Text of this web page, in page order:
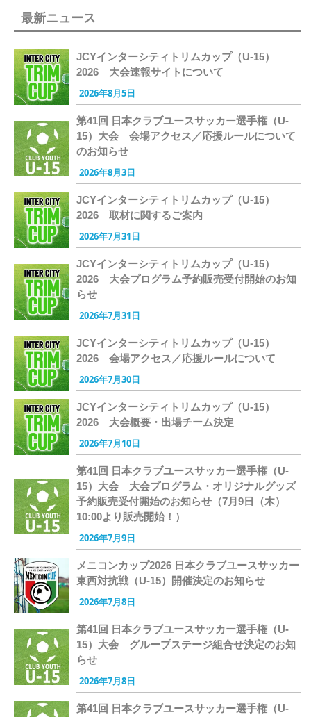
最新ニュース
JCYインターシティトリムカップ（U-15）
2026 大会速報サイトについて
2026年8月5日
第41回 日本クラブユースサッカー選手権（U-
15）大会 会場アクセス／応援ルールについて
のお知らせ
2026年8月3日
JCYインターシティトリムカップ（U-15）
2026 取材に関するご案内
2026年7月31日
JCYインターシティトリムカップ（U-15）
2026 大会プログラム予約販売受付開始のお知
らせ
2026年7月31日
JCYインターシティトリムカップ（U-15）
2026 会場アクセス／応援ルールについて
2026年7月30日
JCYインターシティトリムカップ（U-15）
2026 大会概要・出場チーム決定
2026年7月10日
第41回 日本クラブユースサッカー選手権（U-
15）大会 大会プログラム・オリジナルグッズ
予約販売受付開始のお知らせ（7月9日（木）
10:00より販売開始！）
2026年7月9日
メニコンカップ2026 日本クラブユースサッカー
東西対抗戦（U-15）開催決定のお知らせ
2026年7月8日
第41回 日本クラブユースサッカー選手権（U-
15）大会 グループステージ組合せ決定のお知
らせ
2026年7月8日
第41回 日本クラブユースサッカー選手権（U-